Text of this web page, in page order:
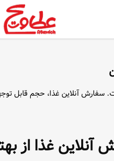
سفارش آنلاین غذا، حجم قابل
آنلاین غذا از